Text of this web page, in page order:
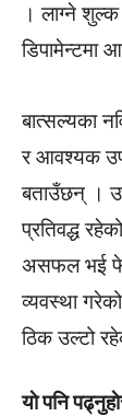
। लाग्ने शुल्क
डिपामेन्टमा
बात्सल्यका
र आवश्यक
बताउँछन् ।
प्रतिवद्ध
असफल भई
व्यवस्था
ठिक उल्टो
याे पनि